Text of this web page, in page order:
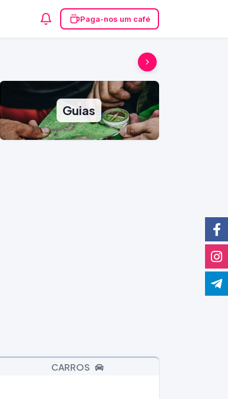
Paga-nos um café
Guias
CARROS